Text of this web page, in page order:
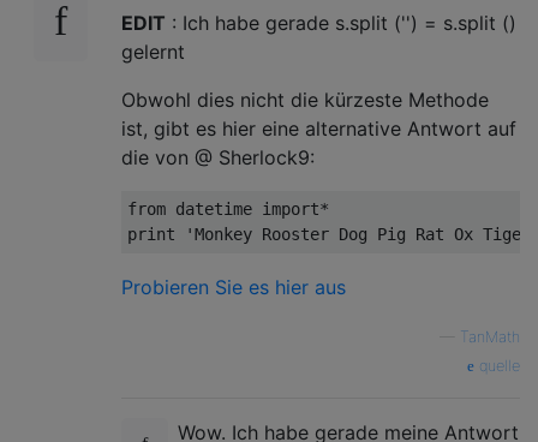
EDIT : Ich habe gerade s.split ('') = s.split ()
gelernt
Obwohl dies nicht die kürzeste Methode
ist, gibt es hier eine alternative Antwort auf
die von @ Sherlock9:
from datetime import*
Probieren Sie es hier aus
TanMath
quelle
Wow. Ich habe gerade meine Antwort